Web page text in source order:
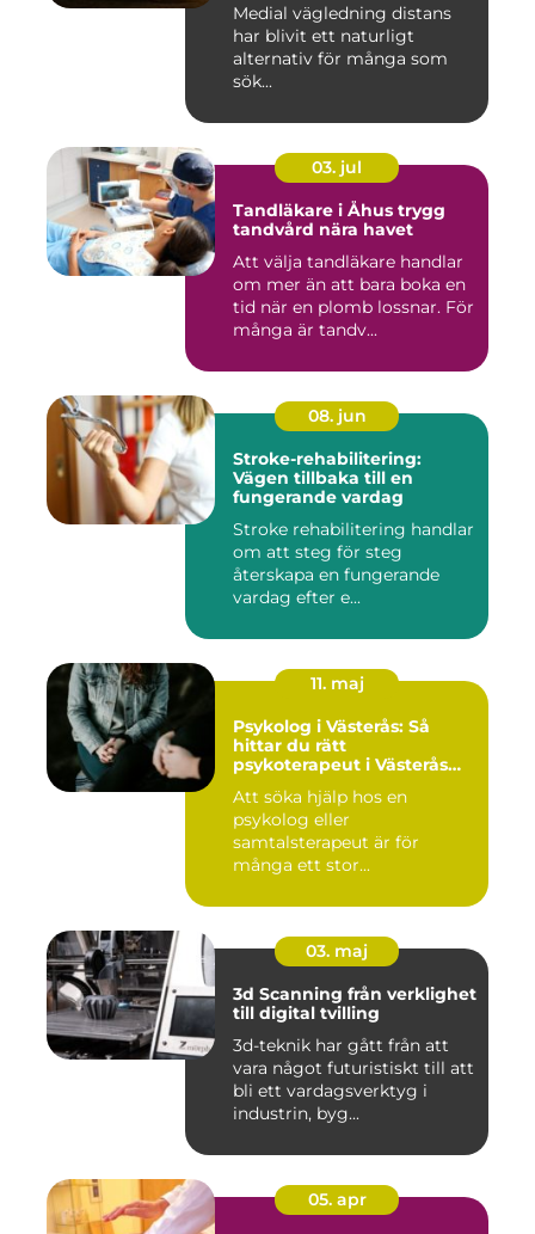
Medial vägledning distans
har blivit ett naturligt
alternativ för många som
sök...
03. jul
Tandläkare i Åhus trygg
tandvård nära havet
Att välja tandläkare handlar
om mer än att bara boka en
tid när en plomb lossnar. För
många är tandv...
08. jun
Stroke-rehabilitering:
Vägen tillbaka till en
fungerande vardag
Stroke rehabilitering handlar
om att steg för steg
återskapa en fungerande
vardag efter e...
11. maj
Psykolog i Västerås: Så
hittar du rätt
psykoterapeut i Västerås
Att söka hjälp hos en
psykolog eller
samtalsterapeut är för
många ett stor...
03. maj
3d Scanning från verklighet
till digital tvilling
3d-teknik har gått från att
vara något futuristiskt till att
bli ett vardagsverktyg i
industrin, byg...
05. apr